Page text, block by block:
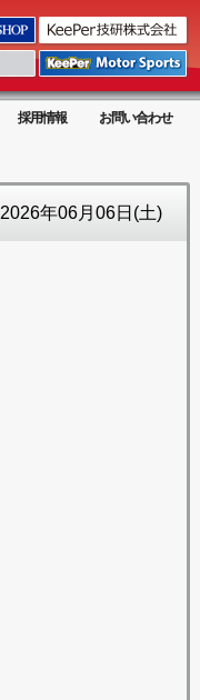
採用情報 お問い合わせ
2026年06月06日(土)